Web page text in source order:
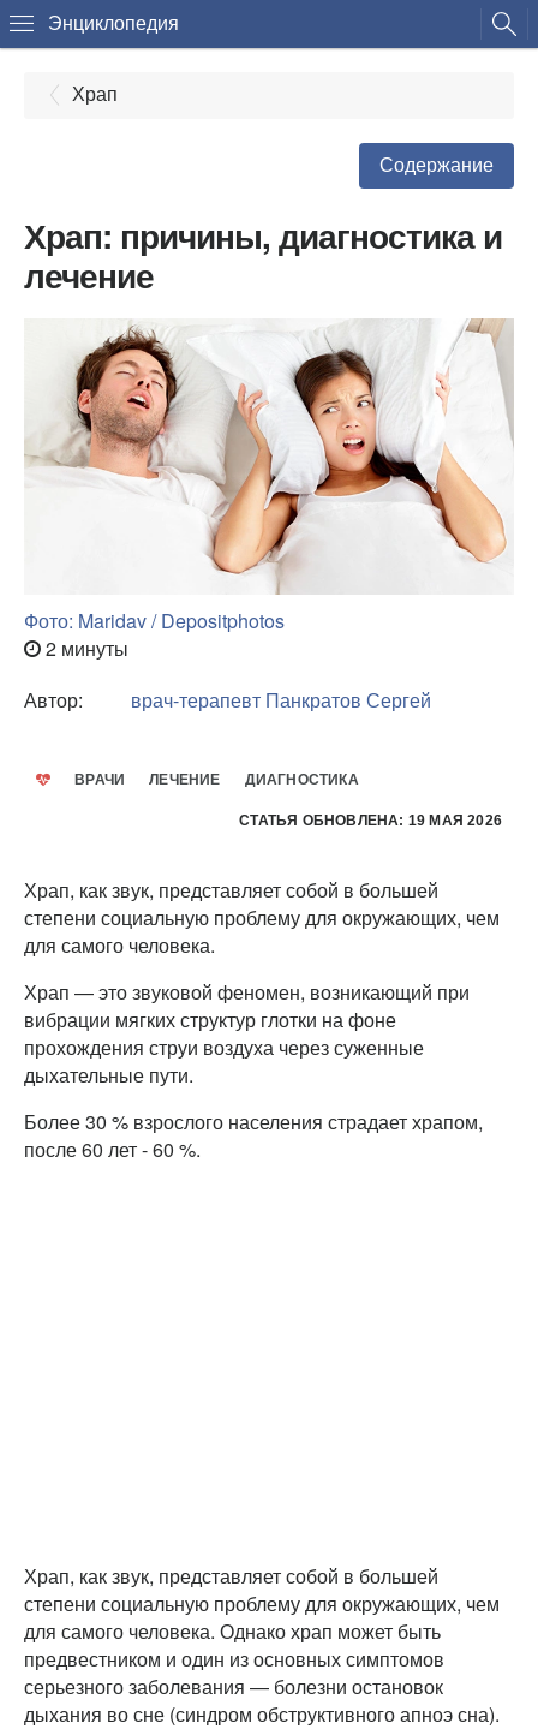
Энциклопедия
Храп
Содержание
Храп: причины, диагностика и
лечение
Фото: Maridav / Depositphotos
2 минуты
Автор:
врач-терапевт Панкратов Сергей
ВРАЧИ ЛЕЧЕНИЕ ДИАГНОСТИКА
СТАТЬЯ ОБНОВЛЕНА: 19 МАЯ 2026
Храп, как звук, представляет собой в большей
степени социальную проблему для окружающих, чем
для самого человека.
Храп — это звуковой феномен, возникающий при
вибрации мягких структур глотки на фоне
прохождения струи воздуха через суженные
дыхательные пути.
Более 30 % взрослого населения страдает храпом,
после 60 лет - 60 %.
Храп, как звук, представляет собой в большей
степени социальную проблему для окружающих, чем
для самого человека. Однако храп может быть
предвестником и один из основных симптомов
серьезного заболевания — болезни остановок
дыхания во сне (синдром обструктивного апноэ сна).